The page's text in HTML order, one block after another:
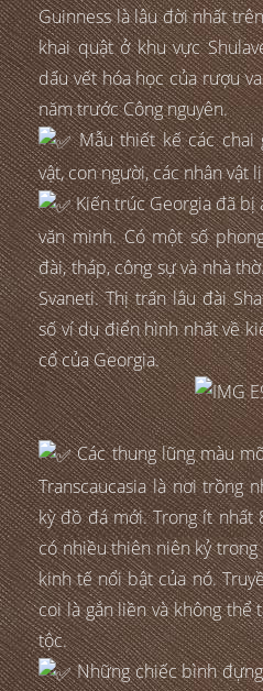
Guinness là lâu đời nhất
khai quật ở khu vực
dấu vết hóa học của rượu
năm trước Công nguyên.
Mẫu thiết kế các chai
vật, con người, các nhân vật
Kiến trúc Georgia đã bị
văn minh. Có một số
đài, tháp, công sự và nhà
Svaneti. Thị trấn lâu đài
số ví dụ điển hình nhất về
cổ của Georgia.
Các thung lũng màu
Transcaucasia là nơi trồng
kỳ đồ đá mới. Trong ít nhất
có nhiều thiên niên kỷ
kinh tế nổi bật của nó.
coi là gắn liền và không thể
tộc.
Những chiếc bình